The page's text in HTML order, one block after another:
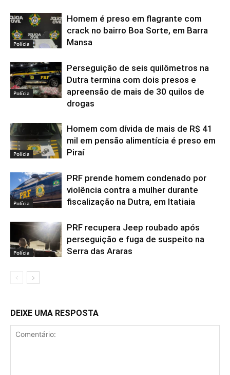
Polícia
Homem é preso em flagrante com
crack no bairro Boa Sorte, em Barra
Mansa
Polícia
Perseguição de seis quilômetros na
Dutra termina com dois presos e
apreensão de mais de 30 quilos de
drogas
Polícia
Homem com dívida de mais de R$ 41
mil em pensão alimentícia é preso em
Piraí
Polícia
PRF prende homem condenado por
violência contra a mulher durante
fiscalização na Dutra, em Itatiaia
Polícia
PRF recupera Jeep roubado após
perseguição e fuga de suspeito na
Serra das Araras
DEIXE UMA RESPOSTA